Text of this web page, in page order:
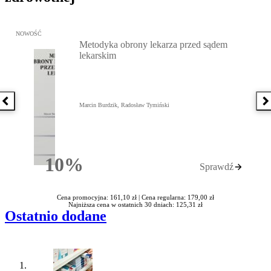
Poprzednia książka
Przejdź do: Metodyka obrony lekarza przed sądem lekarskim,
NOWOŚĆ
10%Rabatu
Metodyka obrony lekarza przed sądem
lekarskim
Marcin Burdzik, Radosław Tymiński
Sprawdź
Cena promocyjna: 161,10 zł | Cena regularna: 179,00 zł
Najniższa cena w ostatnich 30 dniach: 125,31 zł
Ostatnio dodane